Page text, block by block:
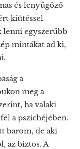
és lenyűgöző
kiütéssel
lenni egyszerűbb
mintákat ad ki,
a
meg a
ha valaki
a pszichéjében.
barom, de aki
az biztos. A